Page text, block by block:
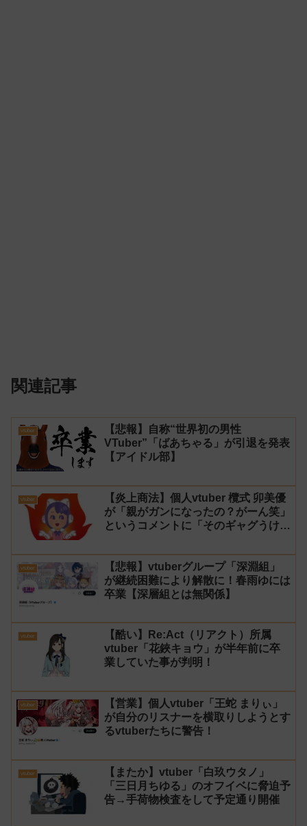
関連記事
vtuber
【悲報】自称“世界初の男性
VTuber”「ばあちゃる」が引退を発表
【アイドル部】
vtuber
【炎上商法】個人vtuber 欖式 卯美優
が「親がガンになったの？がーん笑」
というコメントに「そのギャグうけ
はオススメしないと投稿し叩かれる
vtuber
【悲報】vtuberグループ「深淵組」
が継続困難により解散に！春雨ゆには
卒業【深層組とは無関係】
vtuber
【酷い】Re:Act（リアクト）所属
vtuber「花鋏キョウ」が半年前に卒
業していた事が判明！
vtuber
【営業】個人vtuber「王蛇 まりぃ」
が自分のリスナーを横取りしようとす
るvtuberたちに警告！
vtuber
【またか】vtuber「白玖ウタノ」
「三日月ちゆる」のオフイベに脅迫予
告→手荷物検査をして予定通り開催